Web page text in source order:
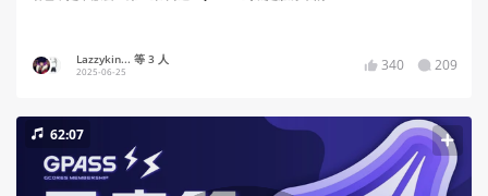
Lazzykin... 等 3 人
2025-06-25 340 209
62:07